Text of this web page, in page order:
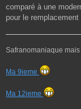
comparé à une
pour le remplacement
Safranomaniaque
Ma 9ieme
Ma 12ieme